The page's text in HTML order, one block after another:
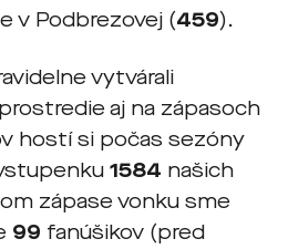
v Podbrezovej (459).
vytvárali
aj na zápasoch
hostí si počas sezóny
1584 našich
zápase vonku sme
99 fanúšikov (pred